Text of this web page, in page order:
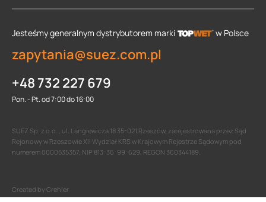
Jesteśmy generalnym dystrybutorem marki w Polsce
zapytania@suez.com.pl
+48 732 227 679
Pon. - Pt. od 7:00 do 16:00
SUEZ Sp. z o.o. , ul. Langiewicza 18 35-021 Rzeszów, zarejestrowana przez Sąd
Rejonowy w Rzeszowie XII Wydział KRS w Krajowym Rejestrze Sądowym pod
numerem 0000535357, NIP 813-36-99-629, REGON 360344189.
Created by Crehler